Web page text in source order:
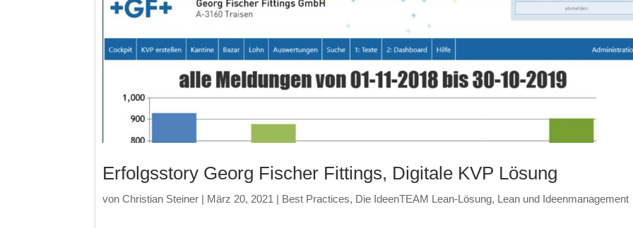
Erfolgsstory Georg Fischer Fittings, Digitale KVP Lösung
vonChristian Steiner | März 20, 2021 | Best Practices, Die IdeenTEAM Lean-Lösung, Lean und Ideenmanagement